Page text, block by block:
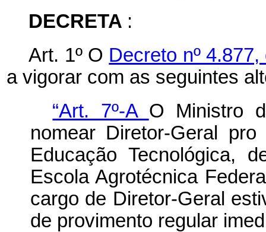
DECRETA :
Art. 1º O Decreto nº
a vigorar com as seguintes
“Art. 7º-A O Ministro
nomear Diretor-Geral
Educação Tecnológica,
Escola Agrotécnica
cargo de Diretor-Geral
de provimento regular